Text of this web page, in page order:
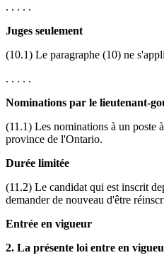
. . . . .
Juges seulement
(10.1) Le paragraphe (10) ne
. . . . .
Nominations par le lieutenant-
(11.1) Les nominations à un poste
province de l'Ontario.
Durée limitée
(11.2) Le candidat qui est inscrit
demander de nouveau d'être
Entrée en vigueur
2. La présente loi entre en